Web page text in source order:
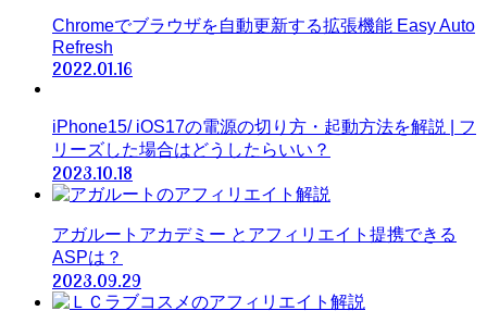
Chromeでブラウザを自動更新する拡張機能 Easy Auto
Refresh
2022.01.16
iPhone15/ iOS17の電源の切り方・起動方法を解説 | フ
リーズした場合はどうしたらいい？
2023.10.18
アガルートアカデミー とアフィリエイト提携できる
ASPは？
2023.09.29